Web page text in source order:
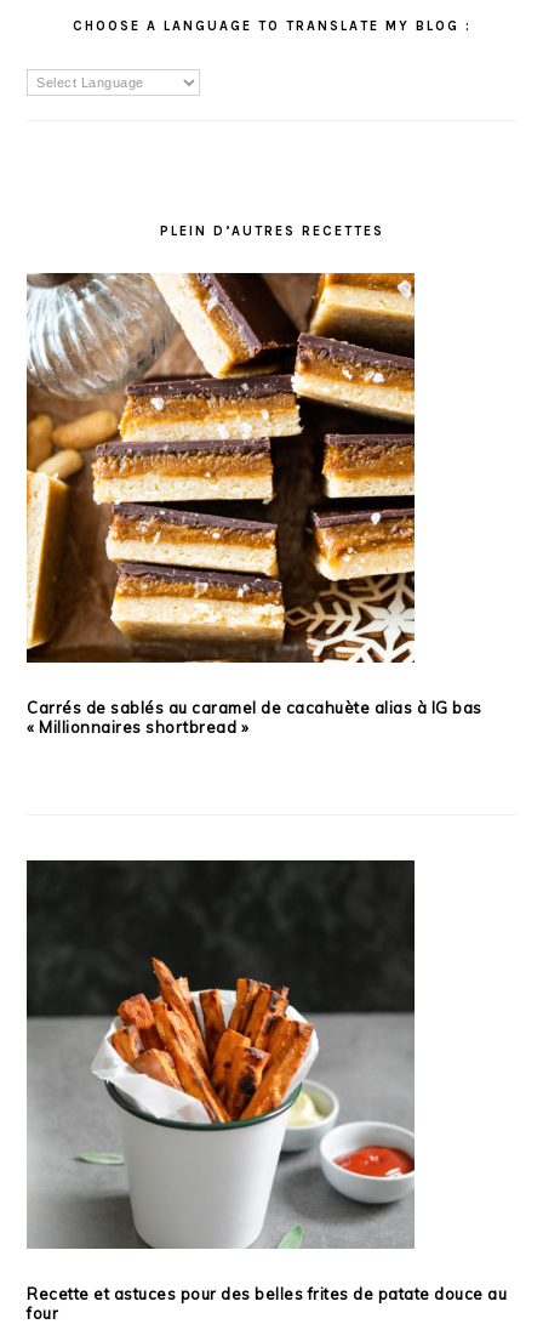
CHOOSE A LANGUAGE TO TRANSLATE MY BLOG :
PLEIN D’AUTRES RECETTES
Carrés de sablés au caramel de cacahuète alias à IG bas
« Millionnaires shortbread »
Recette et astuces pour des belles frites de patate douce au
four